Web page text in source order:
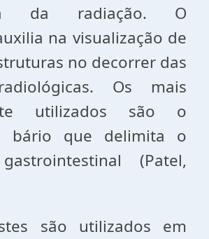
da radiação. O
na visualização de
no decorrer das
Os mais
utilizados são o
bário que delimita o
(Patel,
são utilizados em